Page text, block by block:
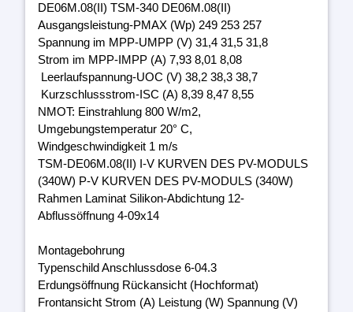
DE06M.08(II) TSM-340 DE06M.08(II)
Ausgangsleistung-PMAX (Wp) 249 253 257
Spannung im MPP-UMPP (V) 31,4 31,5 31,8
Strom im MPP-IMPP (A) 7,93 8,01 8,08
Leerlaufspannung-UOC (V) 38,2 38,3 38,7
Kurzschlussstrom-ISC (A) 8,39 8,47 8,55
NMOT: Einstrahlung 800 W/m2,
Umgebungstemperatur 20° C,
Windgeschwindigkeit 1 m/s
TSM-DE06M.08(II) I-V KURVEN DES PV-MODULS
(340W) P-V KURVEN DES PV-MODULS (340W)
Rahmen Laminat Silikon-Abdichtung 12-
Abflussöffnung 4-09x14
Montagebohrung
Typenschild Anschlussdose 6-04.3
Erdungsöffnung Rückansicht (Hochformat)
Frontansicht Strom (A) Leistung (W) Spannung (V)